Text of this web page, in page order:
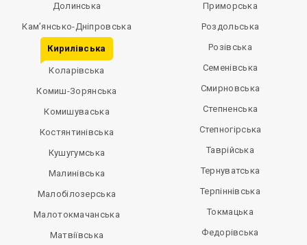
Долинська
Кам’янсько-Дніпровська
Кирилівська
Коларівська
Комиш-Зорянська
Комишуваська
Костянтинівська
Кушугумська
Малинівська
Малобілозерська
Малотокмачанська
Матвіївська
Приморська
Роздольська
Розівська
Семенівська
Смирновська
Степненська
Степногірська
Таврійська
Тернуватська
Терпіннівська
Токмацька
Федорівська